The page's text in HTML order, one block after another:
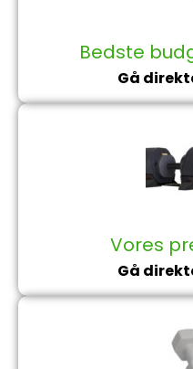
Bedste
Gå
Vores
Gå